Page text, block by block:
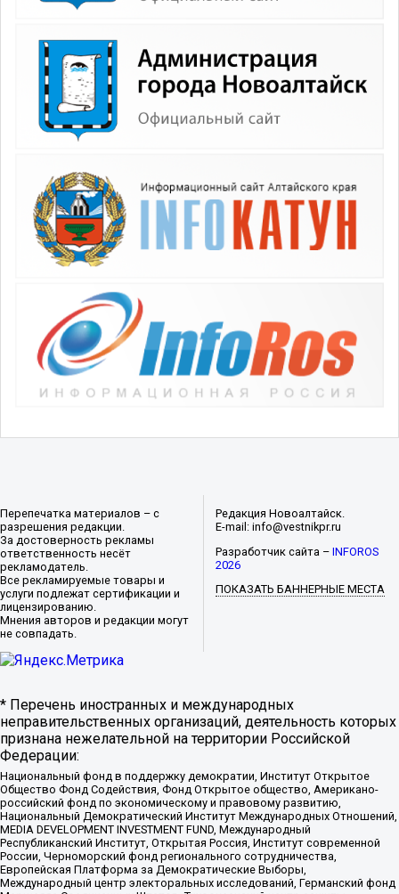
Перепечатка материалов – с
разрешения редакции.
За достоверность рекламы
ответственность несёт
рекламодатель.
Все рекламируемые товары и
услуги подлежат сертификации и
лицензированию.
Мнения авторов и редакции могут
не совпадать.
Редакция Новоалтайск.
E-mail: info@vestnikpr.ru
Разработчик сайта –INFOROS
2026
ПОКАЗАТЬ БАННЕРНЫЕ МЕСТА
* Перечень иностранных и международных
неправительственных организаций, деятельность которых
признана нежелательной на территории Российской
Федерации:
Национальный фонд в поддержку демократии, Институт Открытое
Общество Фонд Содействия, Фонд Открытое общество, Американо-
российский фонд по экономическому и правовому развитию,
Национальный Демократический Институт Международных Отношений,
MEDIA DEVELOPMENT INVESTMENT FUND, Международный
Республиканский Институт, Открытая Россия, Институт современной
России, Черноморский фонд регионального сотрудничества,
Европейская Платформа за Демократические Выборы,
Международный центр электоральных исследований, Германский фонд